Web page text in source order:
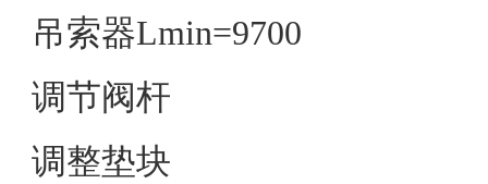
吊索器Lmin=9700
调节阀杆
调整垫块